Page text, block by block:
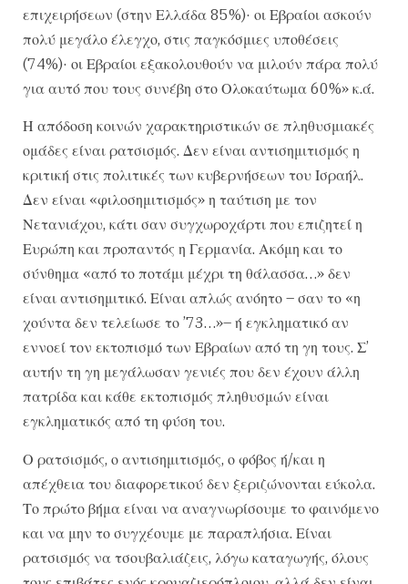
επιχειρήσεων (στην Ελλάδα 85%)· οι Εβραίοι ασκούν
πολύ μεγάλο έλεγχο, στις παγκόσμιες υποθέσεις
(74%)· οι Εβραίοι εξακολουθούν να μιλούν πάρα πολύ
για αυτό που τους συνέβη στο Ολοκαύτωμα 60%» κ.ά.
Η απόδοση κοινών χαρακτηριστικών σε πληθυσμιακές
ομάδες είναι ρατσισμός. Δεν είναι αντισημιτισμός η
κριτική στις πολιτικές των κυβερνήσεων του Ισραήλ.
Δεν είναι «φιλοσημιτισμός» η ταύτιση με τον
Νετανιάχου, κάτι σαν συγχωροχάρτι που επιζητεί η
Ευρώπη και προπαντός η Γερμανία. Ακόμη και το
σύνθημα «από το ποτάμι μέχρι τη θάλασσα…» δεν
είναι αντισημιτικό. Είναι απλώς ανόητο – σαν το «η
χούντα δεν τελείωσε το ’73…»– ή εγκληματικό αν
εννοεί τον εκτοπισμό των Εβραίων από τη γη τους. Σ’
αυτήν τη γη μεγάλωσαν γενιές που δεν έχουν άλλη
πατρίδα και κάθε εκτοπισμός πληθυσμών είναι
εγκληματικός από τη φύση του.
Ο ρατσισμός, ο αντισημιτισμός, ο φόβος ή/και η
απέχθεια του διαφορετικού δεν ξεριζώνονται εύκολα.
Το πρώτο βήμα είναι να αναγνωρίσουμε το φαινόμενο
και να μην το συγχέουμε με παραπλήσια. Είναι
ρατσισμός να τσουβαλιάζεις, λόγω καταγωγής, όλους